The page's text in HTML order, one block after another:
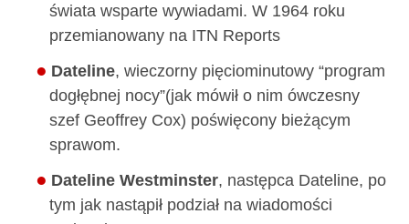
świata wsparte wywiadami. W 1964 roku
przemianowany na ITN Reports
Dateline, wieczorny pięciominutowy “program
dogłębnej nocy”(jak mówił o nim ówczesny
szef Geoffrey Cox) poświęcony bieżącym
sprawom.
Dateline Westminster, następca Dateline, po
tym jak nastąpił podział na wiadomości